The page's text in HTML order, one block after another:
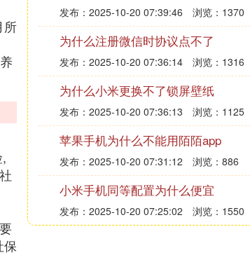
所
保
发布：2025-10-20 07:39:46 浏览：1370
为什么注册微信时协议点不了
发布：2025-10-20 07:36:14 浏览：1316
为什么小米更换不了锁屏壁纸
发布：2025-10-20 07:36:13 浏览：1125
苹果手机为什么不能用陌陌app
发布：2025-10-20 07:31:12 浏览：886
小米手机同等配置为什么便宜
发布：2025-10-20 07:25:02 浏览：1550